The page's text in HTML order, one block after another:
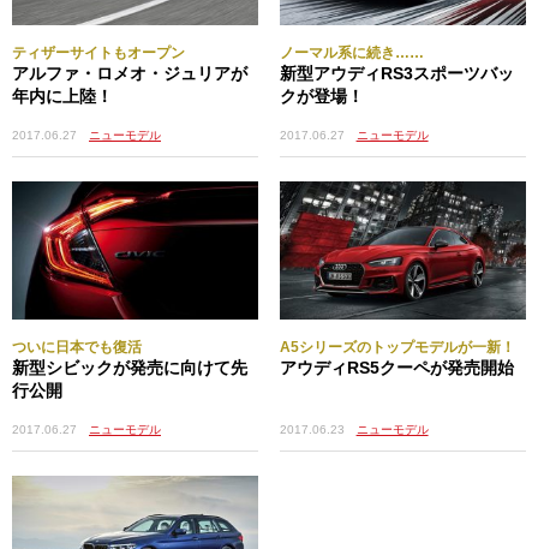
ティザーサイトもオープン
アルファ・ロメオ・ジュリアが
年内に上陸！
2017.06.27 ニューモデル
ノーマル系に続き……
新型アウディRS3スポーツバッ
クが登場！
2017.06.27 ニューモデル
ついに日本でも復活
新型シビックが発売に向けて先
行公開
2017.06.27 ニューモデル
A5シリーズのトップモデルが一新！
アウディRS5クーペが発売開始
2017.06.23 ニューモデル